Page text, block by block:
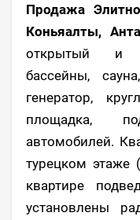
Продажа
Коньяалты,
открытый и
бассейны,
генератор,
площадка,
автомобилей.
турецком этаже
квартире
установлены